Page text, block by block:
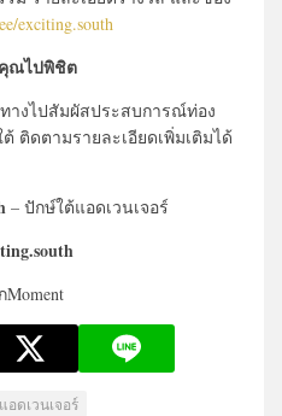
exciting.south
คุณไปพิชิต
างไปสัมผัสประสบการณ์ท่อง
ติดตามรายละเอียดเพิ่มเติมได้
– ปักษ์ใต้แอดเวนเจอร์
อดเวนเจอร์